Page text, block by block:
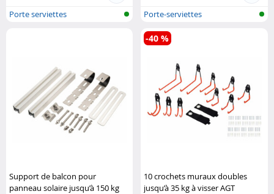
Porte serviettes Porte-serviettes
Support de balcon pour
panneau solaire jusqu’à 150 kg
10 crochets muraux doubles
jusqu’à 35 kg à visser AGT
-40 %